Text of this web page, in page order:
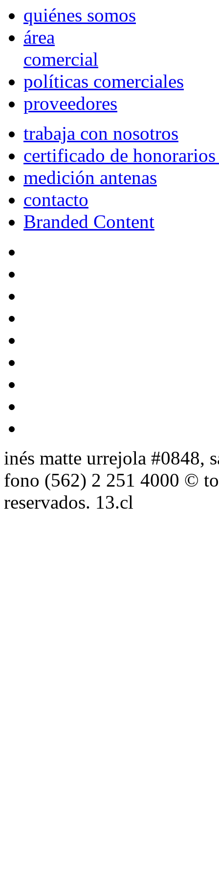
quiénes somos
área
comercial
políticas comerciales
proveedores
trabaja con nosotros
certificado de
medición antenas
contacto
Branded Content
inés matte urrejola #0848,
fono (562) 2 251 4000 ©
reservados. 13.cl